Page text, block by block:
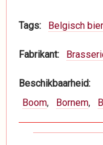
Tags Belgisch bier
Fabrikant
Beschikbaarheid
Boom
Bornem